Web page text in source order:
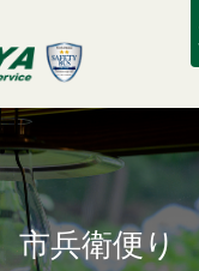
市兵衛便り